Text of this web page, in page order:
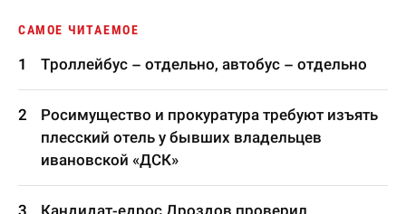
САМОЕ ЧИТАЕМОЕ
Троллейбус – отдельно, автобус – отдельно
Росимущество и прокуратура требуют изъять
плесский отель у бывших владельцев
ивановской «ДСК»
Кандидат-едрос Дроздов проверил